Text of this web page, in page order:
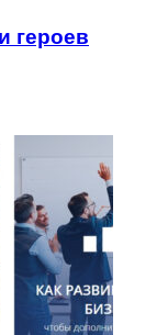
героев